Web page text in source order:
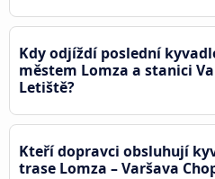
Kdy odjíždí poslední
městem Lomza a stanici
Letiště?
Kteří dopravci obsluhují
trase Lomza – Varšava